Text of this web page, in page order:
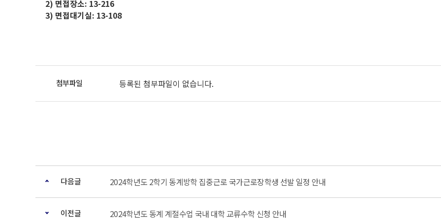
2) 면접장소: 13-216
3) 면접대기실: 13-108
등록된 첨부파일이 없습니다.
다음글 2024학년도 2학기 동계방학 집중근로 국가근로장학생 선발 일정 안내
이전글 2024학년도 동계 계절수업 국내 대학 교류수학 신청 안내